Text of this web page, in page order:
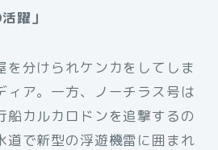
躍」
を分けられケンカをしてしま
ィア。一方、ノーチラス号は
船カルカロドンを追撃するの
道で新型の浮遊機雷に囲まれ